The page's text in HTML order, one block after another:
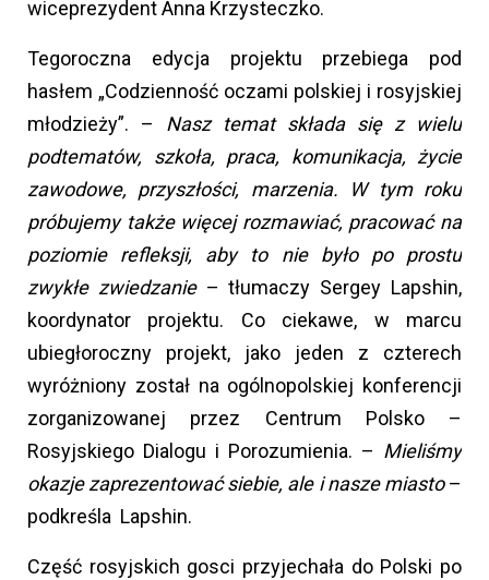
wiceprezydent Anna Krzysteczko.
Tegoroczna edycja projektu przebiega pod
hasłem „Codzienność oczami polskiej i rosyjskiej
młodzieży”. – Nasz temat składa się z wielu
podtematów, szkoła, praca, komunikacja, życie
zawodowe, przyszłości, marzenia. W tym roku
próbujemy także więcej rozmawiać, pracować na
poziomie refleksji, aby to nie było po prostu
zwykłe zwiedzanie– tłumaczy Sergey Lapshin,
koordynator projektu. Co ciekawe, w marcu
ubiegłoroczny projekt, jako jeden z czterech
wyróżniony został na ogólnopolskiej konferencji
zorganizowanej przez Centrum Polsko –
Rosyjskiego Dialogu i Porozumienia. – Mieliśmy
okazje zaprezentować siebie, ale i nasze miasto–
podkreśla Lapshin.
Część rosyjskich gosci przyjechała do Polski po